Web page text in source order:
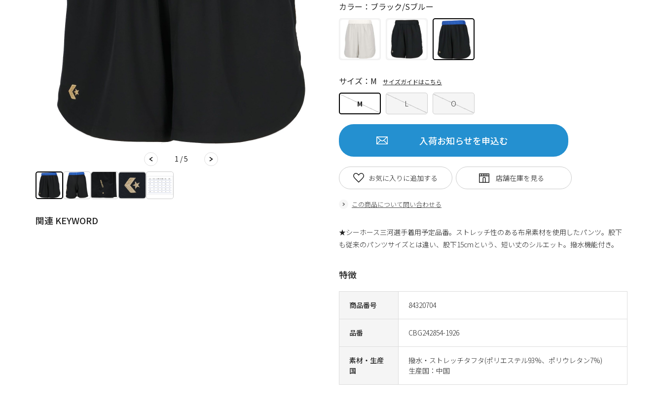
1 / 5
関連 KEYWORD
商品番号 84320704
品番 CBG242854-1926
素材・生産
国
撥水・ストレッチタフタ(ポリエステル93%、ポリウレタン7%)
生産国：中国
カラー：ブラック/Sブルー
M L O
サイズ：M サイズガイドはこちら
入荷お知らせを申込む
この商品について問い合わせる
お気に入りに追加する
★シーホース三河選手着用予定品番。ストレッチ性のある布帛素材を使用したパンツ。股下
も従来のパンツサイズとは違い、股下15cmという、短い丈のシルエット。撥水機能付き。
特徴